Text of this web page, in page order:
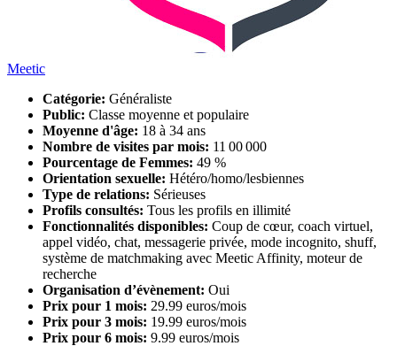
Meetic
Catégorie: Généraliste
Public: Classe moyenne et populaire
Moyenne d'âge: 18 à 34 ans
Nombre de visites par mois: 11 00 000
Pourcentage de Femmes: 49 %
Orientation sexuelle: Hétéro/homo/lesbiennes
Type de relations: Sérieuses
Profils consultés: Tous les profils en illimité
Fonctionnalités disponibles: Coup de cœur, coach virtuel,
appel vidéo, chat, messagerie privée, mode incognito, shuff,
système de matchmaking avec Meetic Affinity, moteur de
recherche
Organisation d’évènement: Oui
Prix pour 1 mois: 29.99 euros/mois
Prix pour 3 mois: 19.99 euros/mois
Prix pour 6 mois: 9.99 euros/mois